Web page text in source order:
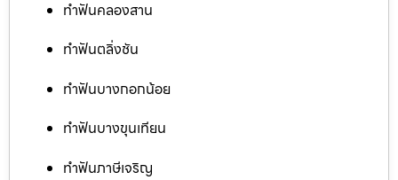
ทำฟันคลองสาน
ทำฟันตลิ่งชัน
ทำฟันบางกอกน้อย
ทำฟันบางขุนเทียน
ทำฟันภาษีเจริญ